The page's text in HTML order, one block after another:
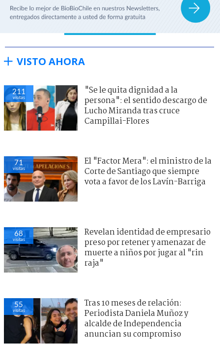
VISTO AHORA
211
visitas
"Se le quita dignidad a la
persona": el sentido descargo de
Lucho Miranda tras cruce
Campillai-Flores
71
visitas
El "Factor Mera": el ministro de la
Corte de Santiago que siempre
vota a favor de los Lavín-Barriga
68
visitas
Revelan identidad de empresario
preso por retener y amenazar de
muerte a niños por jugar al "rin
raja"
55
visitas
Tras 10 meses de relación:
Periodista Daniela Muñoz y
alcalde de Independencia
anuncian su compromiso